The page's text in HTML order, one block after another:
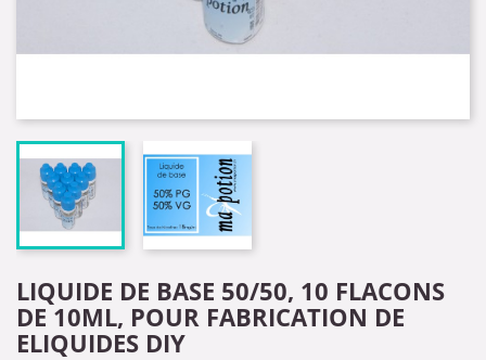
LIQUIDE DE BASE 50/50, 10 FLACONS
DE 10ML, POUR FABRICATION DE
ELIQUIDES DIY